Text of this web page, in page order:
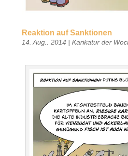
Reaktion auf Sanktionen
14. Aug.. 2014| Karikatur der